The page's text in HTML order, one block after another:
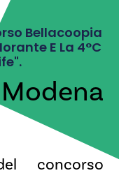
Bellacoopia
E La 4°C
concorso